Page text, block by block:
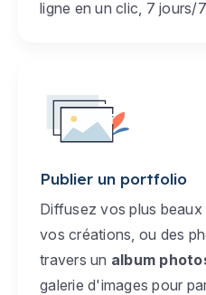
ligne en un clic, 7 jours/
Publier un portfolio
Diffusez vos plus beaux
vos créations, ou des
travers un album
galerie d'images pour